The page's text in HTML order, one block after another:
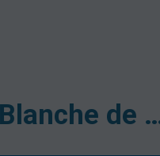
Association des Secouristes